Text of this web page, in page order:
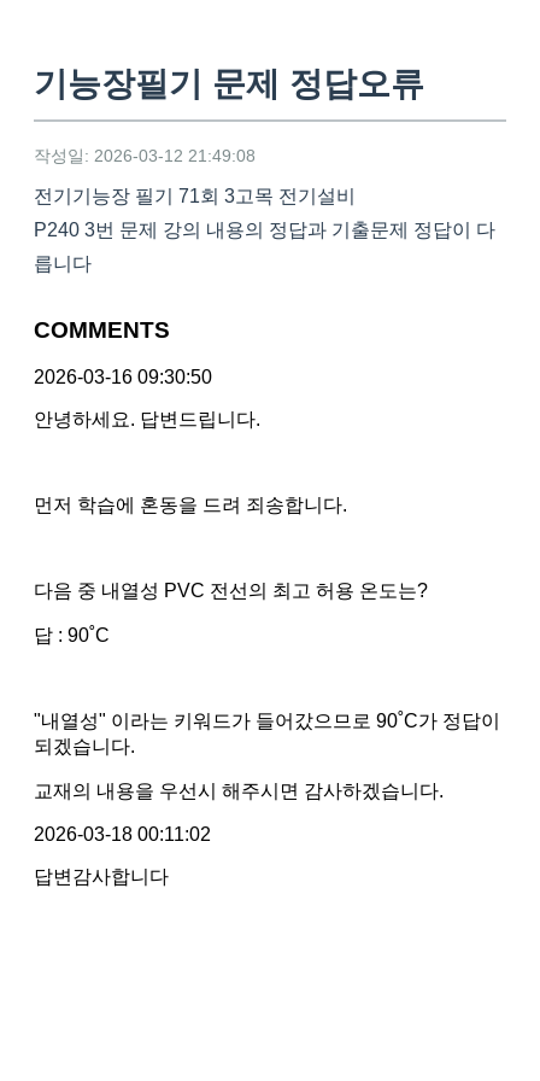
기능장필기 문제 정답오류
작성일: 2026-03-12 21:49:08
전기기능장 필기 71회 3고목 전기설비
P240 3번 문제 강의 내용의 정답과 기출문제 정답이 다
릅니다
COMMENTS
2026-03-16 09:30:50
안녕하세요. 답변드립니다.
먼저 학습에 혼동을 드려 죄송합니다.
다음 중 내열성 PVC 전선의 최고 허용 온도는?
답 : 90˚C
"내열성" 이라는 키워드가 들어갔으므로 90˚C가 정답이
되겠습니다.
교재의 내용을 우선시 해주시면 감사하겠습니다.
2026-03-18 00:11:02
답변감사합니다